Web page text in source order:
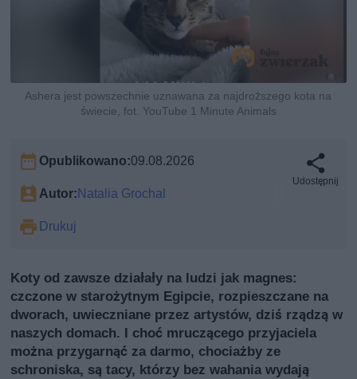
Ashera jest powszechnie uznawana za najdroższego kota na
świecie, fot. YouTube 1 Minute Animals
Opublikowano:09.08.2026
Autor: Natalia Grochal
Drukuj
Udostępnij
Koty od zawsze działały na ludzi jak magnes:
czczone w starożytnym Egipcie, rozpieszczane na
dworach, uwieczniane przez artystów, dziś rządzą w
naszych domach. I choć mruczącego przyjaciela
można przygarnąć za darmo, chociażby ze
schroniska, są tacy, którzy bez wahania wydają